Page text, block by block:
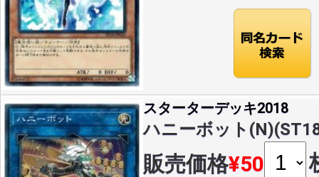
スターターデッキ2018
ハニーボット
販売価格¥50